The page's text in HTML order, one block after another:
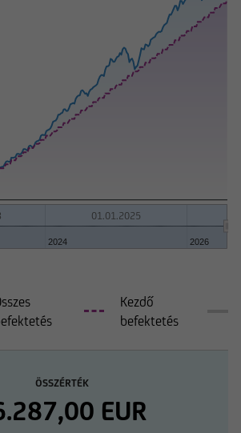
01.01.2025
2024 2026
Kezdő
befektetés
ÖSSZÉRTÉK
EUR